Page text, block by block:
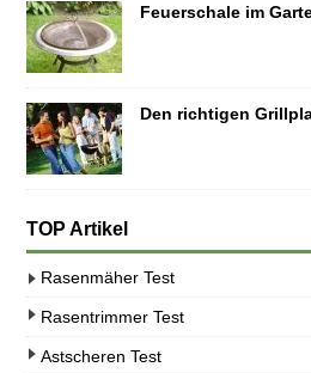
Feuerschale im
Den richtigen
TOP Artikel
Rasenmäher Test
Rasentrimmer Test
Astscheren Test